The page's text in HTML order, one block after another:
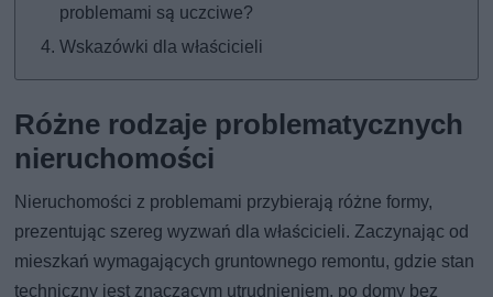
problemami są uczciwe?
Wskazówki dla właścicieli
Różne rodzaje problematycznych
nieruchomości
Nieruchomości z problemami przybierają różne formy,
prezentując szereg wyzwań dla właścicieli. Zaczynając od
mieszkań wymagających gruntownego remontu, gdzie stan
techniczny jest znaczącym utrudnieniem, po domy bez